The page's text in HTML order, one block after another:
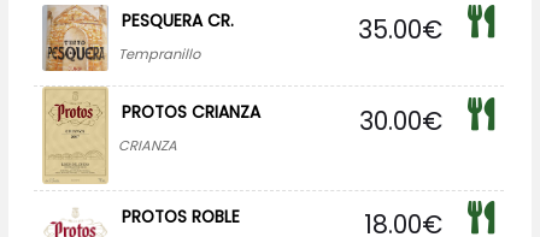
PESQUERA CR.
Tempranillo
35.00€
PROTOS CRIANZA
CRIANZA
30.00€
PROTOS ROBLE 18.00€